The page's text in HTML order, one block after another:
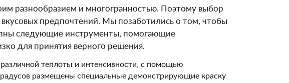
разнообразием и многогранностью. Поэтому выбор
вкусовых предпочтений. Мы позаботились о том, чтобы
следующие инструменты, помогающие
для принятия верного решения.
различной теплоты и интенсивности, с помощью
размещены специальные демонстрирующие краску